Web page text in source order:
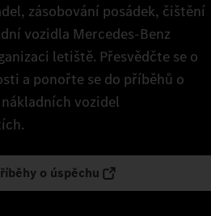
zásobování posádek, čištění
vozidla Mercedes‑Benz
letiště. Přesvědčte se o
a ponořte se do příběhů o
vozidel
o úspěchu